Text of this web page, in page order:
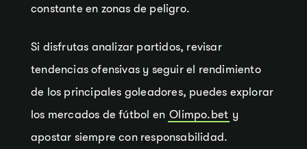
constante en zonas de peligro.
Si disfrutas analizar partidos, revisar
tendencias ofensivas y seguir el rendimiento
de los principales goleadores, puedes explorar
los mercados de fútbol en Olimpo.bet y
apostar siempre con responsabilidad.